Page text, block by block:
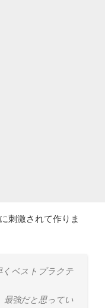
刺激されて作りま
くベストプラクテ
最強だと思ってい